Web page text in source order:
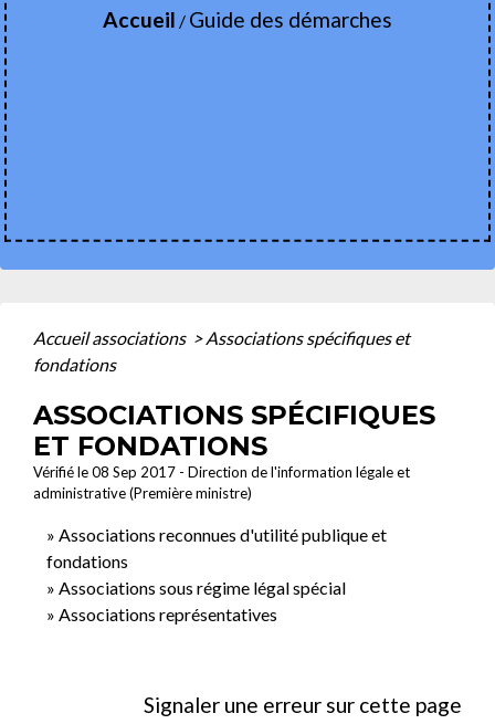
Accueil / Guide des démarches
Accueil associations > Associations spécifiques et
fondations
ASSOCIATIONS SPÉCIFIQUES
ET FONDATIONS
Vérifié le 08 Sep 2017 - Direction de l'information légale et
administrative (Première ministre)
Associations reconnues d'utilité publique et
fondations
Associations sous régime légal spécial
Associations représentatives
Signaler une erreur sur cette page